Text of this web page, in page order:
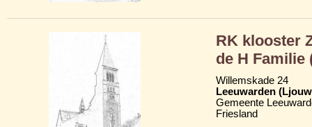
RK klooster
de H Familie
Willemskade 24
Leeuwarden
Gemeente
Friesland